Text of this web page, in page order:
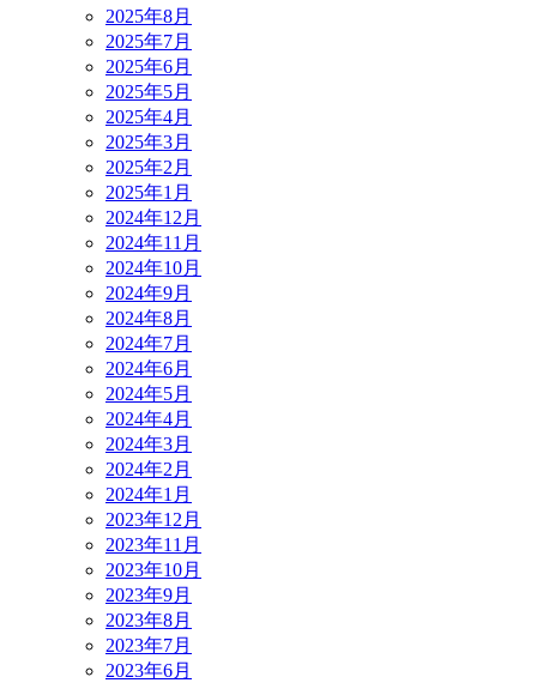
2025年8月
2025年7月
2025年6月
2025年5月
2025年4月
2025年3月
2025年2月
2025年1月
2024年12月
2024年11月
2024年10月
2024年9月
2024年8月
2024年7月
2024年6月
2024年5月
2024年4月
2024年3月
2024年2月
2024年1月
2023年12月
2023年11月
2023年10月
2023年9月
2023年8月
2023年7月
2023年6月